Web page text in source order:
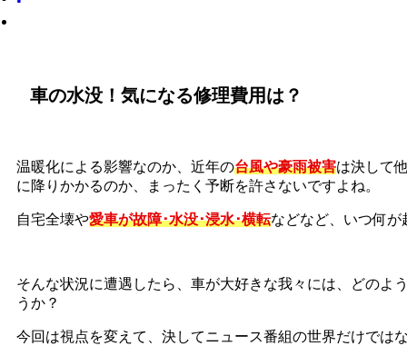
車の水没！気になる修理費用は？
温暖化による影響なのか、近年の台風や豪雨被害は決して
に降りかかるのか、まったく予断を許さないですよね。
自宅全壊や愛車が故障･水没･浸水･横転などなど、いつ何が
そんな状況に遭遇したら、車が大好きな我々には、どのよ
うか？
今回は視点を変えて、決してニュース番組の世界だけでは